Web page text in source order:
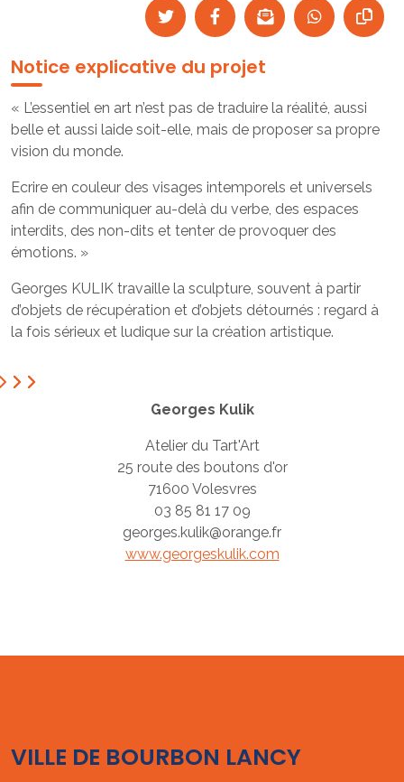
Notice explicative du projet
« L’essentiel en art n’est pas de traduire la réalité, aussi
belle et aussi laide soit-elle, mais de proposer sa propre
vision du monde.
Ecrire en couleur des visages intemporels et universels
afin de communiquer au-delà du verbe, des espaces
interdits, des non-dits et tenter de provoquer des
émotions. »
Georges KULIK travaille la sculpture, souvent à partir
d’objets de récupération et d’objets détournés : regard à
la fois sérieux et ludique sur la création artistique.
Georges Kulik
Atelier du Tart'Art
25 route des boutons d'or
71600 Volesvres
03 85 81 17 09
georges.kulik@orange.fr
www.georgeskulik.com
VILLE DE BOURBON LANCY